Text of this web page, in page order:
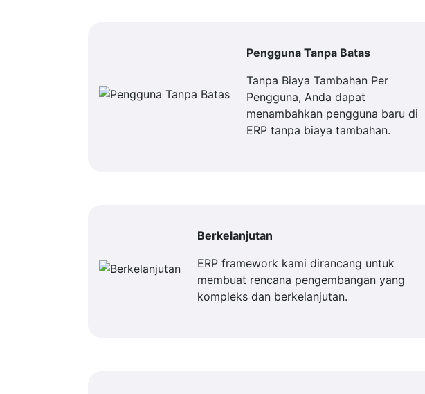
Pengguna Tanpa Batas
Tanpa Biaya Tambahan Per
Pengguna, Anda dapat
menambahkan pengguna baru di
ERP tanpa biaya tambahan.
Berkelanjutan
ERP framework kami dirancang untuk
membuat rencana pengembangan yang
kompleks dan berkelanjutan.